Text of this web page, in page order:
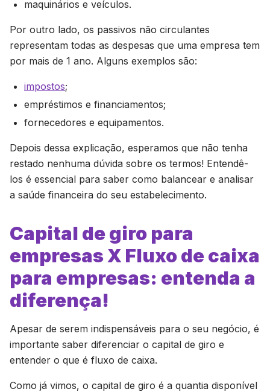
maquinários e veículos.
Por outro lado, os passivos não circulantes
representam todas as despesas que uma empresa tem
por mais de 1 ano. Alguns exemplos são:
impostos;
empréstimos e financiamentos;
fornecedores e equipamentos.
Depois dessa explicação, esperamos que não tenha
restado nenhuma dúvida sobre os termos! Entendê-
los é essencial para saber como balancear e analisar
a saúde financeira do seu estabelecimento.
Capital de giro para
empresas X Fluxo de caixa
para empresas: entenda a
diferença!
Apesar de serem indispensáveis para o seu negócio, é
importante saber diferenciar o capital de giro e
entender o que é fluxo de caixa.
Como já vimos, o capital de giro é a quantia disponível